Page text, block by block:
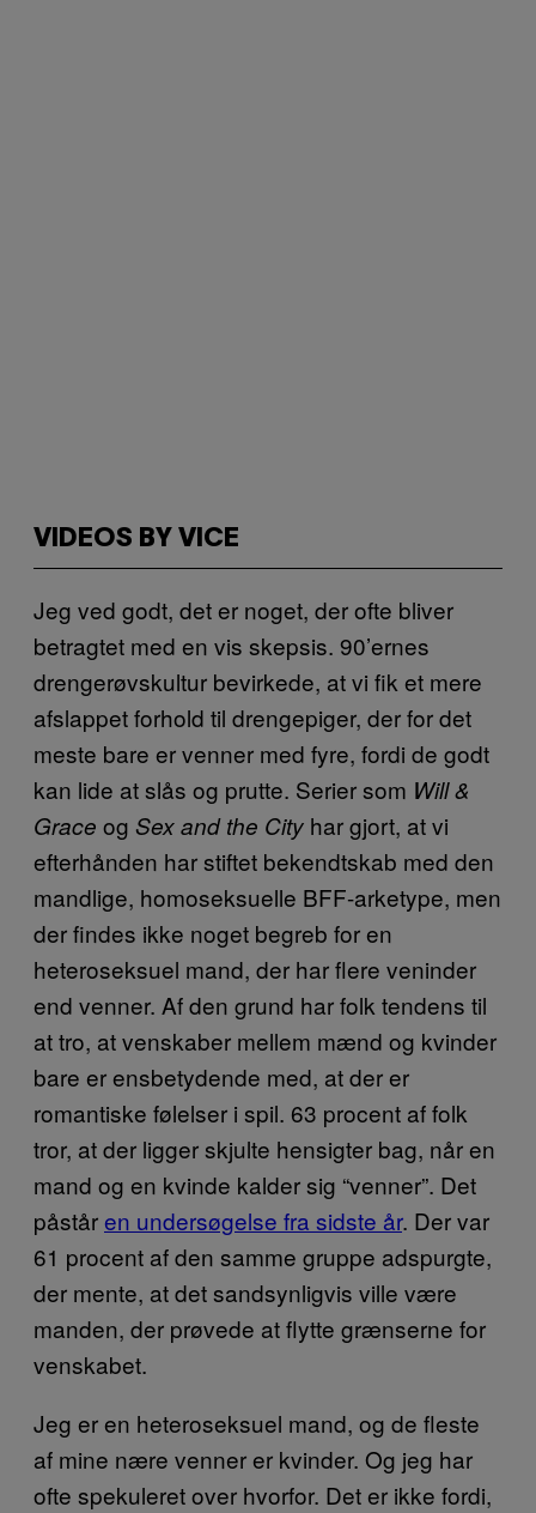
VIDEOS BY VICE
Jeg ved godt, det er noget, der ofte bliver
betragtet med en vis skepsis. 90’ernes
drengerøvskultur bevirkede, at vi fik et mere
afslappet forhold til drengepiger, der for det
meste bare er venner med fyre, fordi de godt
kan lide at slås og prutte. Serier som Will &
Grace og Sex and the City har gjort, at vi
efterhånden har stiftet bekendtskab med den
mandlige, homoseksuelle BFF-arketype, men
der findes ikke noget begreb for en
heteroseksuel mand, der har flere veninder
end venner. Af den grund har folk tendens til
at tro, at venskaber mellem mænd og kvinder
bare er ensbetydende med, at der er
romantiske følelser i spil. 63 procent af folk
tror, at der ligger skjulte hensigter bag, når en
mand og en kvinde kalder sig “venner”. Det
påståren undersøgelse fra sidste år. Der var
61 procent af den samme gruppe adspurgte,
der mente, at det sandsynligvis ville være
manden, der prøvede at flytte grænserne for
venskabet.
Jeg er en heteroseksuel mand, og de fleste
af mine nære venner er kvinder. Og jeg har
ofte spekuleret over hvorfor. Det er ikke fordi,